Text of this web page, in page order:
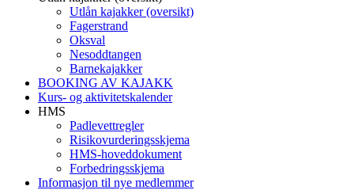
Utlån kajakker (oversikt)
Fagerstrand
Oksval
Nesoddtangen
Barnekajakker
BOOKING AV KAJAKK
Kurs- og aktivitetskalender
HMS
Padlevettregler
Risikovurderingsskjema
HMS-hoveddokument
Forbedringsskjema
Informasjon til nye medlemmer